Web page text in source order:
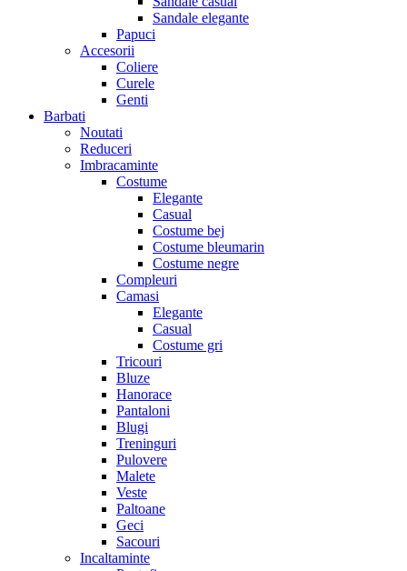
Sandale elegante
Papuci
Accesorii
Coliere
Curele
Genti
Barbati
Noutati
Reduceri
Imbracaminte
Costume
Elegante
Casual
Costume bej
Costume bleumarin
Costume negre
Compleuri
Camasi
Elegante
Casual
Costume gri
Tricouri
Bluze
Hanorace
Pantaloni
Blugi
Treninguri
Pulovere
Malete
Veste
Paltoane
Geci
Sacouri
Incaltaminte